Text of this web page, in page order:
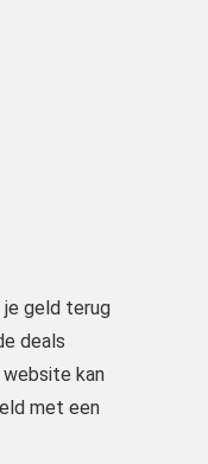
je geld terug
deals
kan
met een